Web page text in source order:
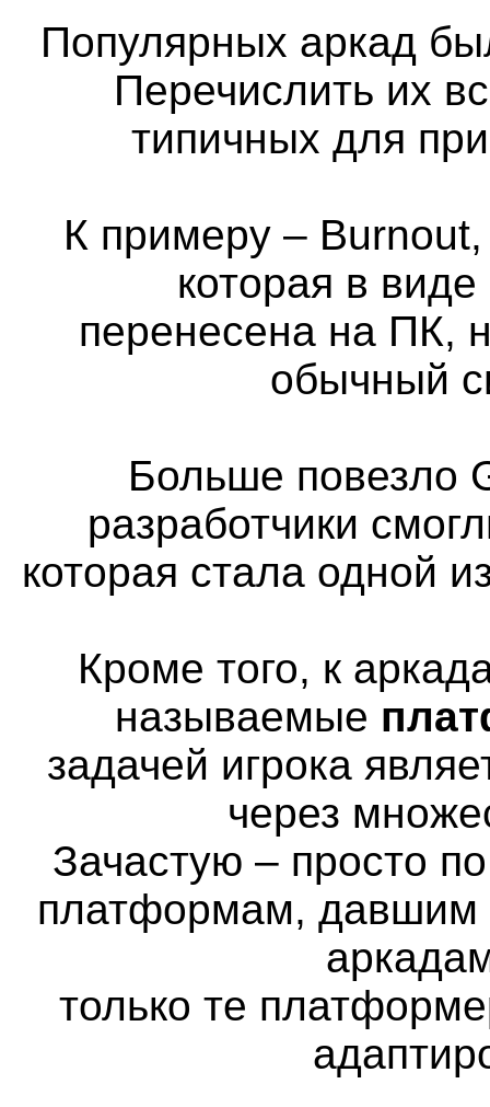
Популярных аркад
Перечислить их
типичных для
К примеру – Burnout,
которая в
перенесена на ПК,
обычный
Больше повезло
разработчики
которая стала одной
Кроме того, к
называемые
задачей игрока
через
Зачастую – просто
платформам, давшим
только те